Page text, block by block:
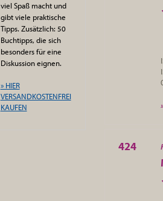
424
viel Spaß macht und
gibt viele praktische
Tipps. Zusätzlich: 50
Buchtipps, die sich
besonders für eine
Diskussion eignen.
» HIER
VERSANDKOSTENFREI
KAUFEN